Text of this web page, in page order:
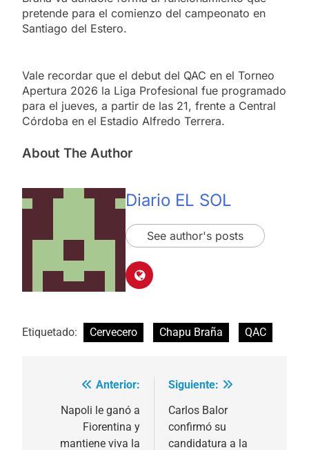
pretende para el comienzo del campeonato en
Santiago del Estero.
Vale recordar que el debut del QAC en el Torneo
Apertura 2026 la Liga Profesional fue programado
para el jueves, a partir de las 21, frente a Central
Córdoba en el Estadio Alfredo Terrera.
About The Author
Diario EL SOL
See author's posts
Etiquetado: Cervecero Chapu Braña QAC
Navegación
entradas
Anterior:
Napoli le ganó a
Fiorentina y
mantiene viva la
Siguiente:
Carlos Balor
confirmó su
candidatura a la